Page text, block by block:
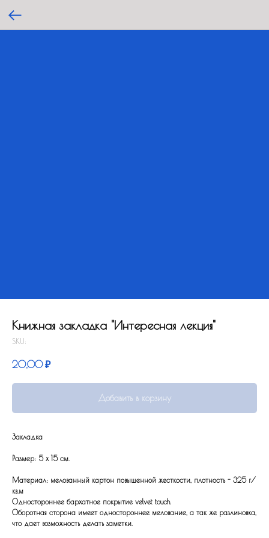
Книжная закладка "Интересная лекция"
SKU:
20,00 ₽
Добавить в корзину
Закладка
Размер: 5 x 15 см.
Материал: мелованный картон повышенной жесткости, плотность - 325 г/
кв.м
Одностороннее бархатное покрытие velvet touch.
Оборотная сторона имеет одностороннее мелование, а так же разлиновка,
что дает возможность делать заметки.